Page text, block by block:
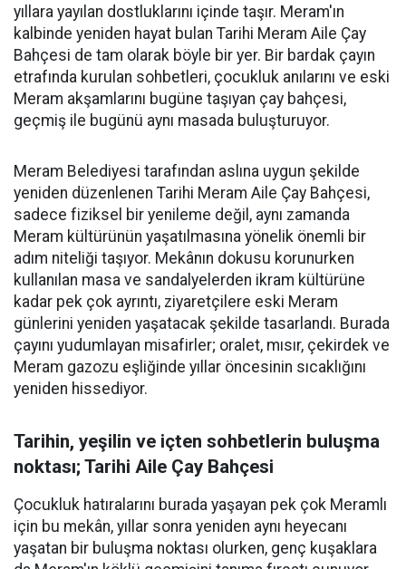
yıllara yayılan dostluklarını içinde taşır. Meram'ın
kalbinde yeniden hayat bulan Tarihi Meram Aile Çay
Bahçesi de tam olarak böyle bir yer. Bir bardak çayın
etrafında kurulan sohbetleri, çocukluk anılarını ve eski
Meram akşamlarını bugüne taşıyan çay bahçesi,
geçmiş ile bugünü aynı masada buluşturuyor.
Meram Belediyesi tarafından aslına uygun şekilde
yeniden düzenlenen Tarihi Meram Aile Çay Bahçesi,
sadece fiziksel bir yenileme değil, aynı zamanda
Meram kültürünün yaşatılmasına yönelik önemli bir
adım niteliği taşıyor. Mekânın dokusu korunurken
kullanılan masa ve sandalyelerden ikram kültürüne
kadar pek çok ayrıntı, ziyaretçilere eski Meram
günlerini yeniden yaşatacak şekilde tasarlandı. Burada
çayını yudumlayan misafirler; oralet, mısır, çekirdek ve
Meram gazozu eşliğinde yıllar öncesinin sıcaklığını
yeniden hissediyor.
Tarihin, yeşilin ve içten sohbetlerin buluşma
noktası; Tarihi Aile Çay Bahçesi
Çocukluk hatıralarını burada yaşayan pek çok Meramlı
için bu mekân, yıllar sonra yeniden aynı heyecanı
yaşatan bir buluşma noktası olurken, genç kuşaklara